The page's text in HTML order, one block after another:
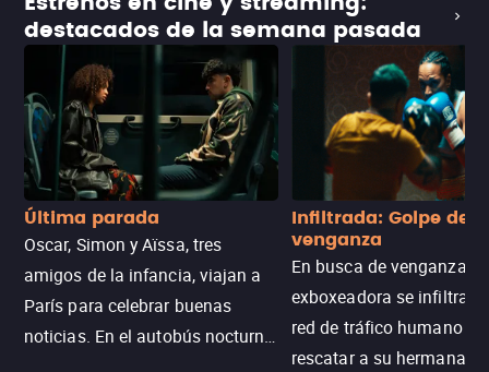
destacados de la semana pasada
Última parada
Oscar, Simon y Aïssa, tres
amigos de la infancia, viajan a
París para celebrar buenas
noticias. En el autobús nocturno
Infiltrada: Golpe de
venganza
En busca de venganza,
exboxeadora se infiltra
red de tráfico humano
rescatar a su hermana